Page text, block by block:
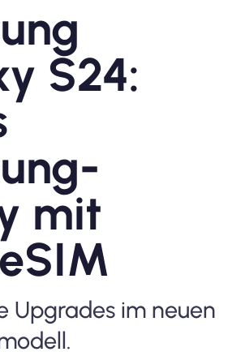
Shop-Tarife
eSIM
S24:
mit
Upgrades im neuen